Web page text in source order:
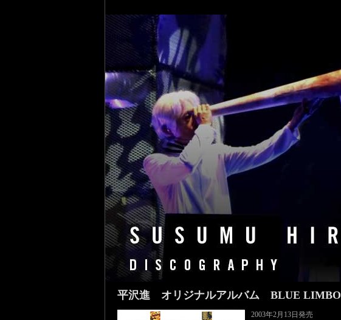
平沢進 オリジナルアルバム BLUE LIMBO
2003年2月13日発売